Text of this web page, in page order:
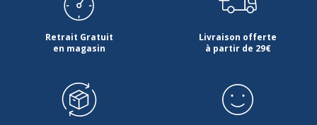
Retrait Gratuit
en magasin
Livraison offerte
à partir de 29€